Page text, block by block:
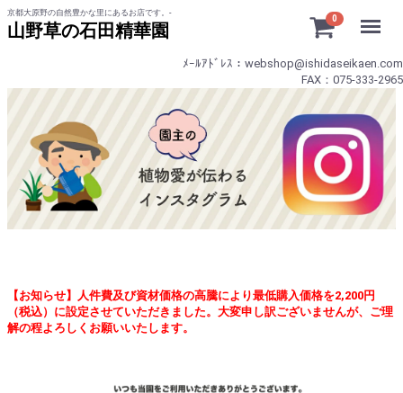
京都大原野の自然豊かな里にあるお店です。-
山野草の石田精華園
0
ﾒｰﾙｱﾄﾞﾚｽ：webshop@ishidaseikaen.com
FAX：075-333-2965
【お知らせ】人件費及び資材価格の高騰により最低購入価格を2,200円
（税込）に設定させていただきました。大変申し訳ございませんが、ご理
解の程よろしくお願いいたします。